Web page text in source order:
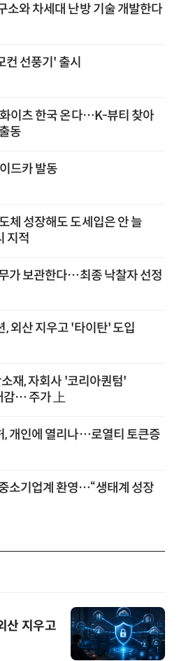
소와 차세대 난방 기술 개발한다
컨 선풍기' 출시
이츠 한국 온다…K-뷰티 찾아
동
드카 발동
체 성장해도 도세입은 안 늘
지적
가 보관한다…최종 낙찰자 선정
, 외산 지우고 '타이탄' 도입
재, 자회사 '코리아퀀텀'
감… 주가 上
, 개인에 열리나…로열티 토큰증
소기업계 환영…“생태계 성장
산 지우고